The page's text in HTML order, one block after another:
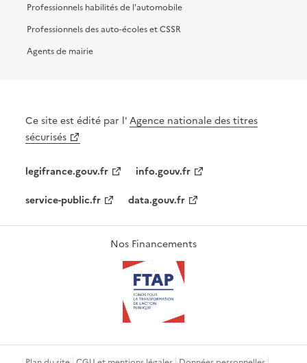
Professionnels habilités de l'automobile
Professionnels des auto-écoles et CSSR
Agents de mairie
Ce site est édité par l'Agence nationale des titres
sécurisés
legifrance.gouv.fr
info.gouv.fr
service-public.fr
data.gouv.fr
Nos Financements